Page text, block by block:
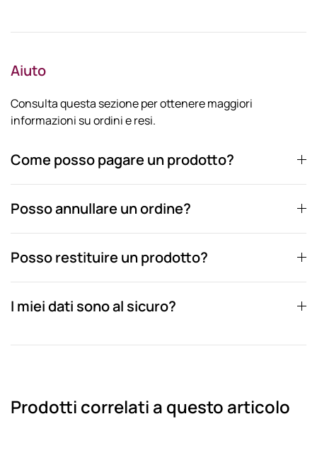
Aiuto
Consulta questa sezione per ottenere maggiori
informazioni su ordini e resi.
Come posso pagare un prodotto?
Posso annullare un ordine?
Posso restituire un prodotto?
I miei dati sono al sicuro?
Prodotti correlati a questo articolo